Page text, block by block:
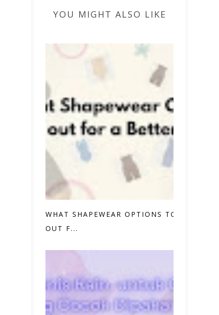
YOU MIGHT ALSO LIKE
WHAT SHAPEWEAR OPTIONS TO TRY
OUT F...